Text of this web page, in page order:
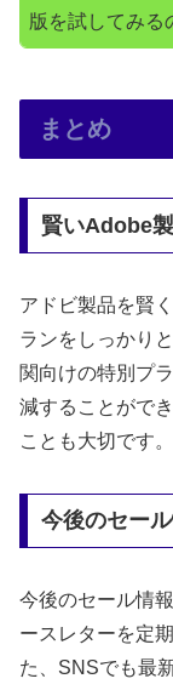
版を試してみる
まとめ
賢いAdobe
アドビ製品を賢
ランをしっかり
関向けの特別プ
減することがで
ことも大切です。
今後のセー
今後のセール情
ースレターを定
た、SNSでも最